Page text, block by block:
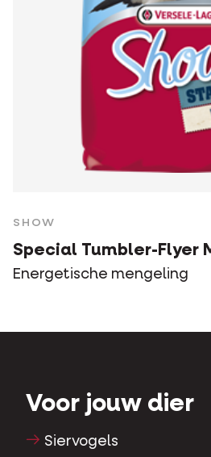
SHOW
Special Tumbler-Flyer
Energetische mengeling
Voor jouw dier
Siervogels